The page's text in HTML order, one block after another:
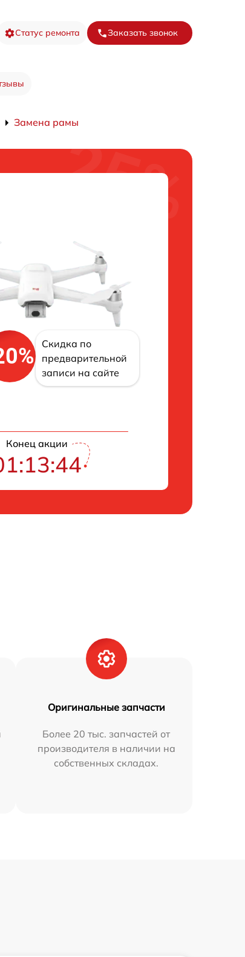
Статус ремонта Заказать звонок
Замена рамы
Скидка по
предварительной
записи на сайте
Конец акции
Оригинальные запчасти
Более 20 тыс. запчастей от
производителя в наличии на
собственных складах.